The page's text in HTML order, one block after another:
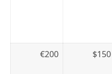
$150
€200